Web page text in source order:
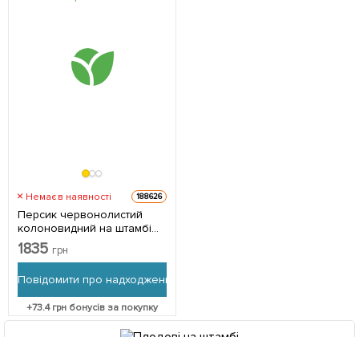
Немає в наявності 188626
Персик червонолистий
колоновидний на штамбі
"Бургунді" вік від 2-х років 1
саджанець в упаковці
1835 грн
Повідомити про надходження
+73.4грн бонусів за покупку